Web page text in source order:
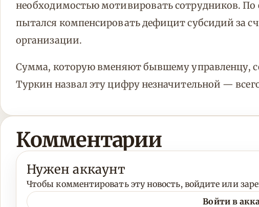
необходимостью мотивировать сотрудников. По
пытался компенсировать дефицит субсидий за
организации.
Сумма, которую вменяют бывшему управленцу,
Туркин назвал эту цифру незначительной —
Комментарии
Нужен аккаунт
Чтобы комментировать эту новость, войдите или
Войти в